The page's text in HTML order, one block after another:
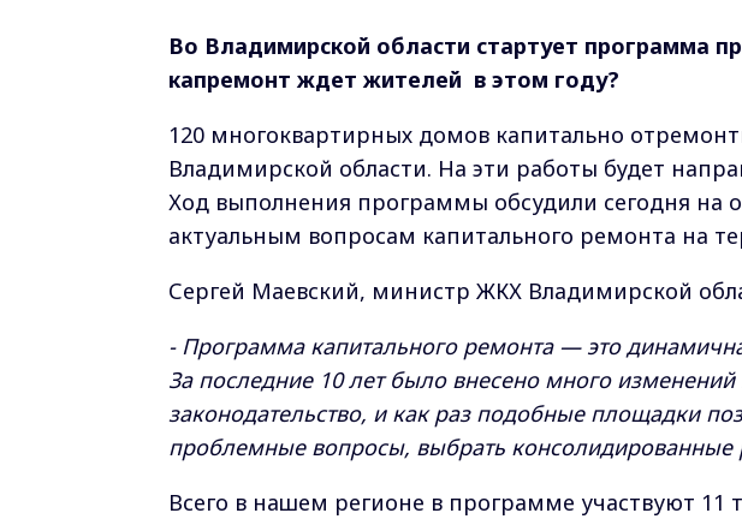
Во Владимирской области стартует программа
капремонт ждет жителей в этом году?
120 многоквартирных домов капитально
Владимирской области. На эти работы будет
Ход выполнения программы обсудили сегодня на
актуальным вопросам капитального ремонта на
Сергей Маевский, министр ЖКХ Владимирской
- Программа капитального ремонта — это
За последние 10 лет было внесено много
законодательство, и как раз подобные площадки
проблемные вопросы, выбрать консолидированные
Всего в нашем регионе в программе участвуют